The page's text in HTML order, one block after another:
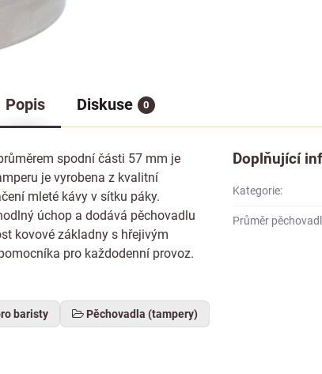
Popis Diskuse 0
spodní části 57 mm je
je vyrobena z kvalitní
mleté kávy v sítku páky.
úchop a dodává pěchovadlu
kovové základny s hřejivým
pro každodenní provoz.
baristy Pěchovadla (tampery)
Doplňující
Kategorie:
Průměr